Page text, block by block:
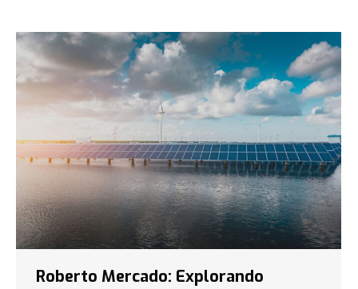
Roberto Mercado: Explorando